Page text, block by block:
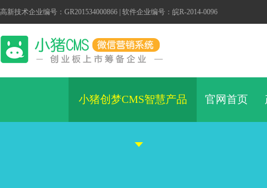
高新技术企业编号：GR201534000866 | 软件企业编号：皖R-2014-0096
小猪创梦CMS智慧产品 官网首页